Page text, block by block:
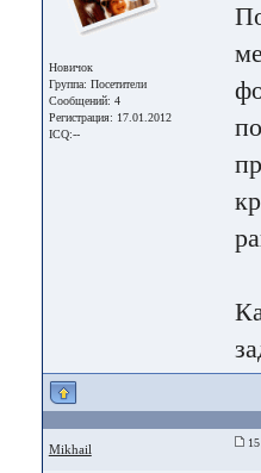
Новичок
Группа: Посетители
Сообщений: 4
Регистрация: 17.01.2012
ICQ:--
Mikhail 15